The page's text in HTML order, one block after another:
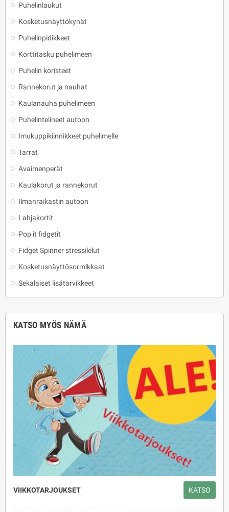
Puhelinlaukut
Kosketusnäyttökynät
Puhelinpidikkeet
Korttitasku puhelimeen
Puhelin koristeet
Rannekorut ja nauhat
Kaulanauha puhelimeen
Puhelintelineet autoon
Imukuppikiinnikkeet puhelimelle
Tarrat
Avaimenperät
Kaulakorut ja rannekorut
Ilmanraikastin autoon
Lahjakortit
Pop it fidgetit
Fidget Spinner stressilelut
Kosketusnäyttösormikkaat
Sekalaiset lisätarvikkeet
KATSO MYÖS NÄMÄ
VIIKKOTARJOUKSET KATSO